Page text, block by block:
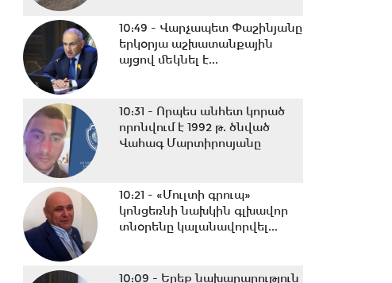
10:49 - Վարչապետ Փաշինյանը
երկօրյա աշխատանքային
այցով մեկնել է...
10:31 - Որպես անհետ կորած
որոնվում է 1992 թ. ծնված
Վահագ Մարտիրոսյանը
10:21 - «Մուլտի գրուպ»
կոնցեռնի նախկին գլխավոր
տնօրենը կալանավորվել...
10:09 - Երեք նախարարություն